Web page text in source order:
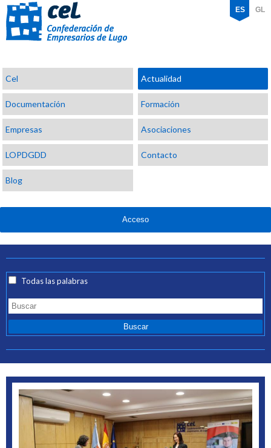
Confederación
de
Empresarios
de
Lugo
ES GL
Cel Actualidad
Documentación Formación
Empresas Asociaciones
LOPDGDD Contacto
Blog
Acceso
Todas las palabras